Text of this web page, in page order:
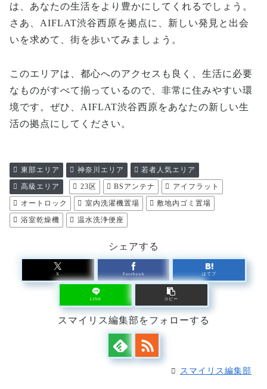
は、あなたの生活をより豊かにしてくれるでしょう。
さあ、AIFLAT渋谷西原を拠点に、新しい発見と出会
いを求めて、街を歩いてみましょう。
このエリアは、都心へのアクセスも良く、生活に必要
なものがすべて揃っているので、非常に住みやすい環
境です。ぜひ、AIFLAT渋谷西原をあなたの新しい生
活の拠点にしてください。
東部エリア 神奈川エリア
若者人気エリア
高級エリア
23区 BSアンテナ
アイフラット
オートロック
室内洗濯機置場
敷地内ゴミ置場
浴室乾燥機
温水洗浄便座
シェアする
X Facebook はてブ
LINE コピー
スマイリス編集部をフォローする
スマイリス編集部